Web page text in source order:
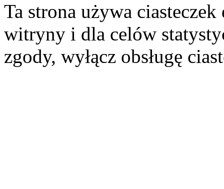
Ta strona używa
witryny i dla celów
zgody, wyłącz obsługę